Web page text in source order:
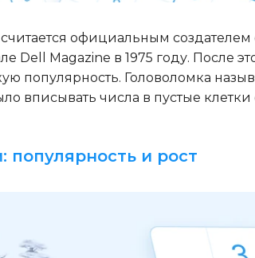
официальным
Dell Magazine в 1975 году. После
популярность. Головоломка
вписывать числа в пустые клетки
популярность и рост